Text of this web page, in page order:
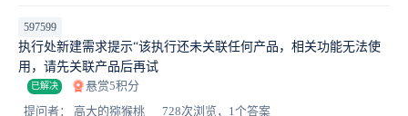
597599
执行处新建需求提示“该执行还未关联任何产品，相关功能无法使
用，请先关联产品后再试
已解决
悬赏5积分
提问者： 高大的猕猴桃
728次浏览，1个答案